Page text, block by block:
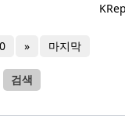
» 마지막
검색